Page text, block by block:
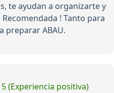
te ayudan a organizarte y
! Tanto para
preparar ABAU.
5 (Experiencia positiva)